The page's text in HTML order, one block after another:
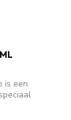
is een